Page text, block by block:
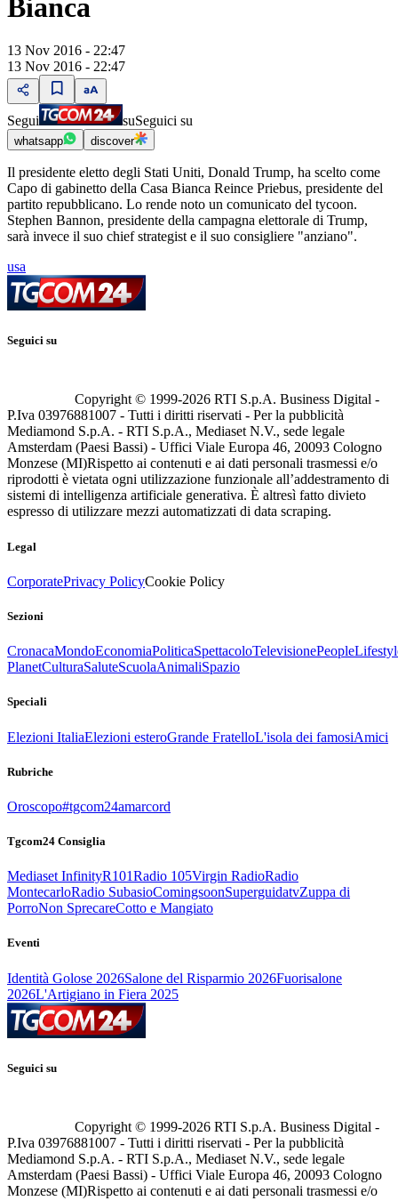
Bianca
13 Nov 2016 - 22:47
13 Nov 2016 - 22:47
Segui suSeguici su
whatsapp discover
Il presidente eletto degli Stati Uniti, Donald Trump, ha scelto come
Capo di gabinetto della Casa Bianca Reince Priebus, presidente del
partito repubblicano. Lo rende noto un comunicato del tycoon.
Stephen Bannon, presidente della campagna elettorale di Trump,
sarà invece il suo chief strategist e il suo consigliere "anziano".
usa
Seguici su
Copyright © 1999-2026 RTI S.p.A. Business Digital -
P.Iva 03976881007 - Tutti i diritti riservati - Per la pubblicità
Mediamond S.p.A. - RTI S.p.A., Mediaset N.V., sede legale
Amsterdam (Paesi Bassi) - Uffici Viale Europa 46, 20093 Cologno
Monzese (MI)Rispetto ai contenuti e ai dati personali trasmessi e/o
riprodotti è vietata ogni utilizzazione funzionale all’addestramento di
sistemi di intelligenza artificiale generativa. È altresì fatto divieto
espresso di utilizzare mezzi automatizzati di data scraping.
Legal
CorporatePrivacy PolicyCookie Policy
Sezioni
CronacaMondoEconomiaPoliticaSpettacoloTelevisionePeople
PlanetCulturaSaluteScuolaAnimaliSpazio
Speciali
Elezioni ItaliaElezioni esteroGrande FratelloL'isola dei famosiAmici
Rubriche
Oroscopo#tgcom24amarcord
Tgcom24 Consiglia
Mediaset InfinityR101Radio 105Virgin RadioRadio
MontecarloRadio SubasioComingsoonSuperguidatvZuppa di
PorroNon SprecareCotto e Mangiato
Eventi
Identità Golose 2026Salone del Risparmio 2026Fuorisalone
2026L'Artigiano in Fiera 2025
Seguici su
Copyright © 1999-2026 RTI S.p.A. Business Digital -
P.Iva 03976881007 - Tutti i diritti riservati - Per la pubblicità
Mediamond S.p.A. - RTI S.p.A., Mediaset N.V., sede legale
Amsterdam (Paesi Bassi) - Uffici Viale Europa 46, 20093 Cologno
Monzese (MI)Rispetto ai contenuti e ai dati personali trasmessi e/o